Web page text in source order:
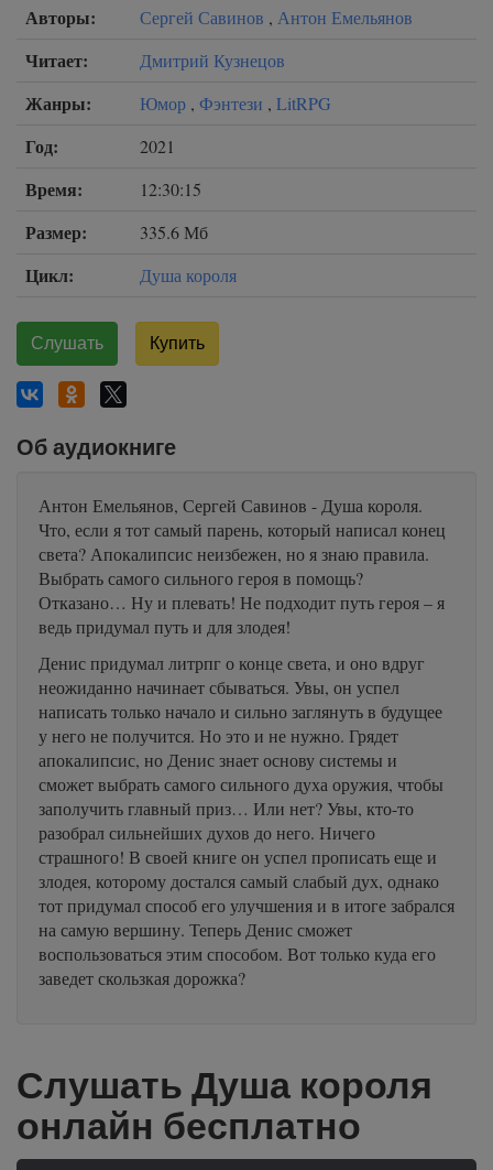
Авторы: Сергей Савинов , Антон Емельянов
Читает: Дмитрий Кузнецов
Жанры: Юмор , Фэнтези , LitRPG
Год: 2021
Время: 12:30:15
Размер: 335.6 Мб
Цикл: Душа короля
Слушать Купить
Об аудиокниге
Антон Емельянов, Сергей Савинов - Душа короля.
Что, если я тот самый парень, который написал конец
света? Апокалипсис неизбежен, но я знаю правила.
Выбрать самого сильного героя в помощь?
Отказано… Ну и плевать! Не подходит путь героя – я
ведь придумал путь и для злодея!
Денис придумал литрпг о конце света, и оно вдруг
неожиданно начинает сбываться. Увы, он успел
написать только начало и сильно заглянуть в будущее
у него не получится. Но это и не нужно. Грядет
апокалипсис, но Денис знает основу системы и
сможет выбрать самого сильного духа оружия, чтобы
заполучить главный приз… Или нет? Увы, кто-то
разобрал сильнейших духов до него. Ничего
страшного! В своей книге он успел прописать еще и
злодея, которому достался самый слабый дух, однако
тот придумал способ его улучшения и в итоге забрался
на самую вершину. Теперь Денис сможет
воспользоваться этим способом. Вот только куда его
заведет скользкая дорожка?
Слушать Душа короля
онлайн бесплатно